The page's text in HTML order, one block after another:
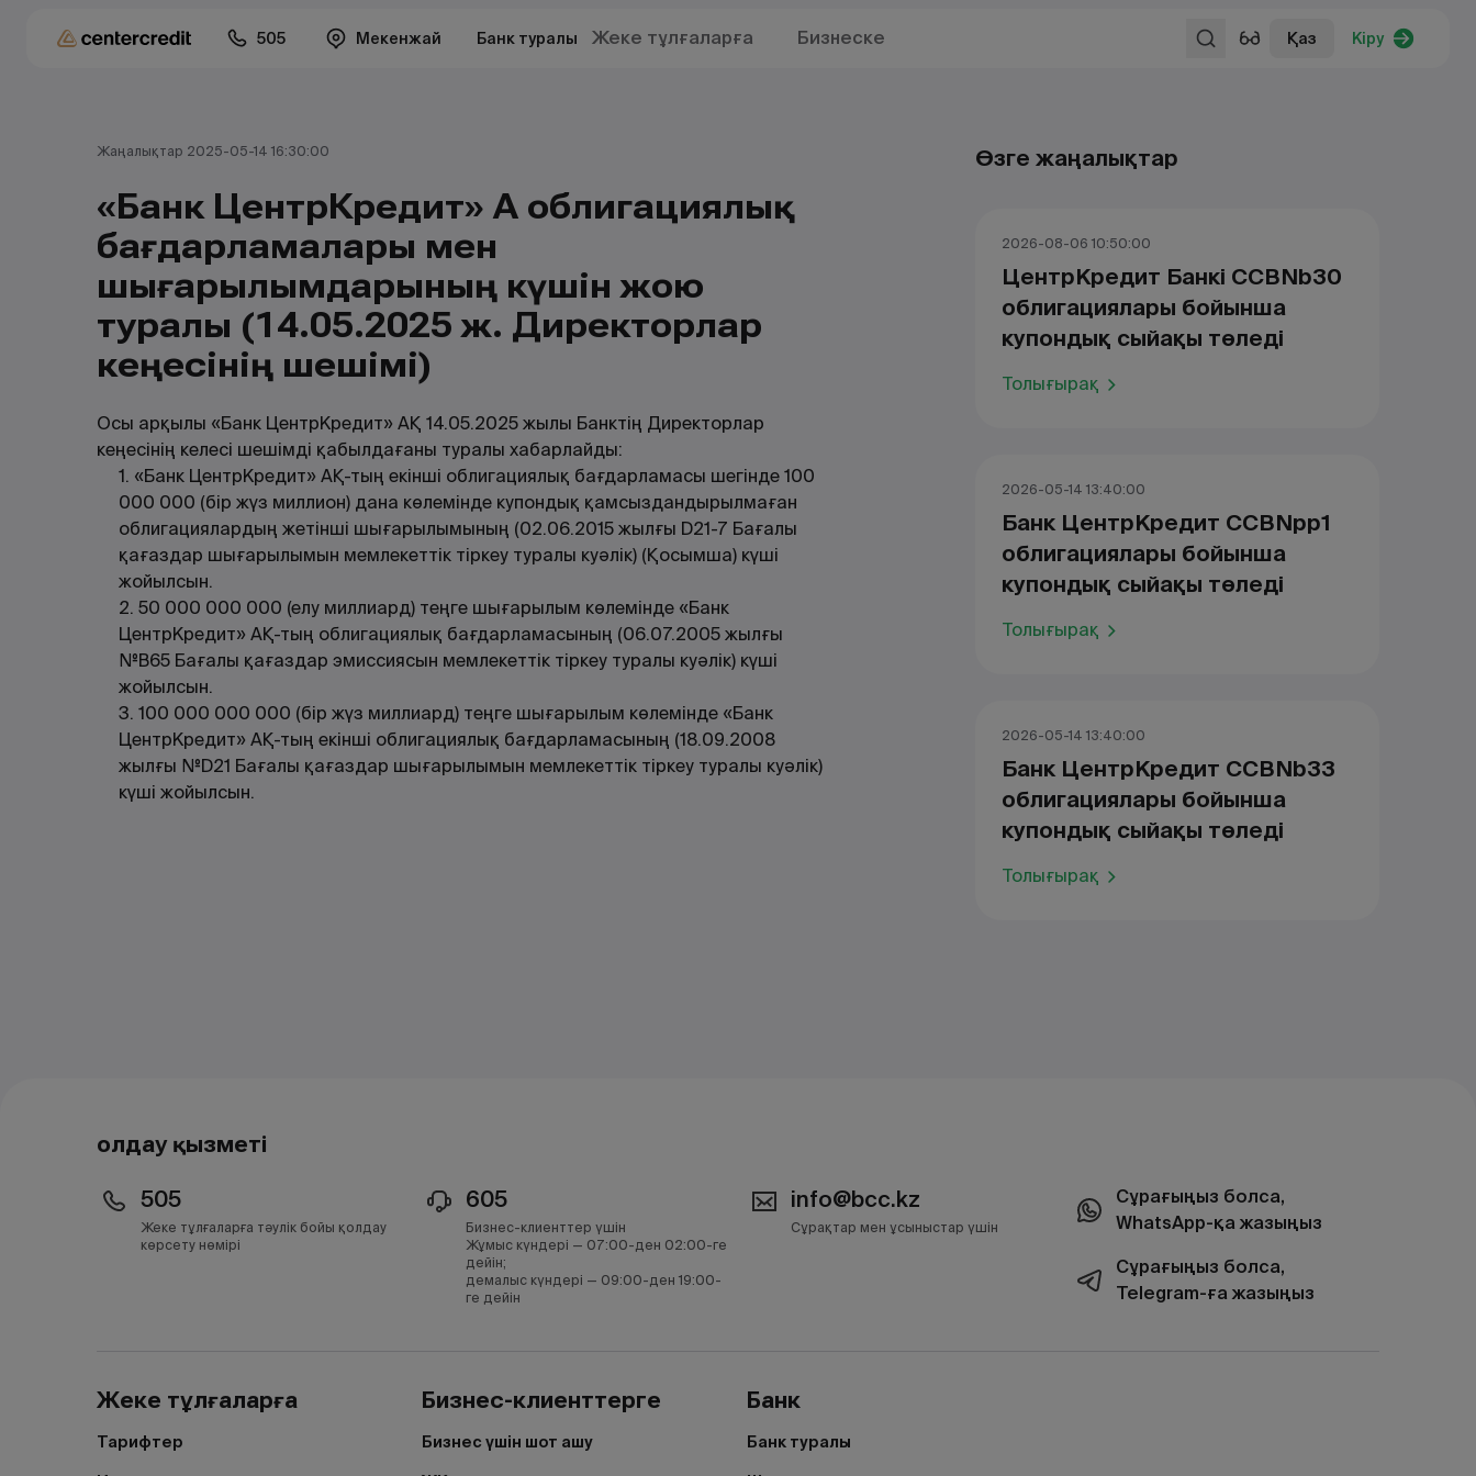
505 Мекенжай Банк туралы Жеке тұлғаларға Бизнеске Қаз Кіру
Жаңалықтар 2025-05-14 16:30:00
«Банк ЦентрКредит» АҚ облигациялық
бағдарламалары мен
шығарылымдарының күшін жою
туралы (14.05.2025 ж. Директорлар
кеңесінің шешімі)
Осы арқылы «Банк ЦентрКредит» АҚ 14.05.2025 жылы Банктің Директорлар
кеңесінің келесі шешімді қабылдағаны туралы хабарлайды:
1. «Банк ЦентрКредит» АҚ-тың екінші облигациялық бағдарламасы шегінде 100
000 000 (бір жүз миллион) дана көлемінде купондық қамсыздандырылмаған
облигациялардың жетінші шығарылымының (02.06.2015 жылғы D21-7 Бағалы
қағаздар шығарылымын мемлекеттік тіркеу туралы куәлік) (Қосымша) күші
жойылсын.
2. 50 000 000 000 (елу миллиард) теңге шығарылым көлемінде «Банк
ЦентрКредит» АҚ-тың облигациялық бағдарламасының (06.07.2005 жылғы
№В65 Бағалы қағаздар эмиссиясын мемлекеттік тіркеу туралы куәлік) күші
жойылсын.
3. 100 000 000 000 (бір жүз миллиард) теңге шығарылым көлемінде «Банк
ЦентрКредит» АҚ-тың екінші облигациялық бағдарламасының (18.09.2008
жылғы №D21 Бағалы қағаздар шығарылымын мемлекеттік тіркеу туралы куәлік)
күші жойылсын.
Өзге жаңалықтар
2026-08-06 10:50:00
ЦентрКредит Банкі CCBNb30
облигациялары бойынша
купондық сыйақы төледі
Толығырақ
2026-05-14 13:40:00
Банк ЦентрКредит CCBNpp1
облигациялары бойынша
купондық сыйақы төледі
Толығырақ
2026-05-14 13:40:00
Банк ЦентрКредит CCBNb33
облигациялары бойынша
купондық сыйақы төледі
Толығырақ
Қолдау қызметі
505
Жеке тұлғаларға тәулік бойы қолдау
көрсету нөмірі
605
Бизнес-клиенттер үшін
Жұмыс күндері — 07:00-ден 02:00-ге
дейін;
демалыс күндері — 09:00-ден 19:00-
ге дейін
info@bcc.kz
Сұрақтар мен ұсыныстар үшін
Сұрағыңыз болса,
WhatsApp-қа жазыңыз
Сұрағыңыз болса,
Telegram-ға жазыңыз
Жеке тұлғаларға
Тарифтер
Бизнес-клиенттерге
Бизнес үшін шот ашу
Банк
Банк туралы